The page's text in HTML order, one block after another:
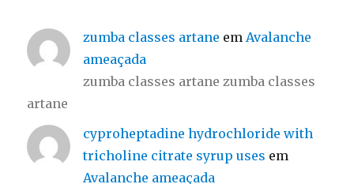
zumba classes artane em Avalanche
ameaçada
zumba classes artane zumba classes
artane
cyproheptadine hydrochloride with
tricholine citrate syrup uses em
Avalanche ameaçada